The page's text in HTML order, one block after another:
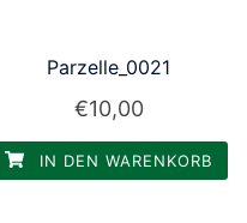
Parzelle_0021
€10,00
IN DEN WARENKORB